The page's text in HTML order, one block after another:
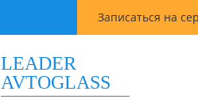
Записаться на
LEADER
AVTOGLASS